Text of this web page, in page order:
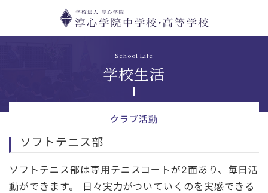
School Life
学校生活
クラブ活動
ソフトテニス部
ソフトテニス部は専用テニスコートが2面あり、毎日活
動ができます。 日々実力がついていくのを実感できる